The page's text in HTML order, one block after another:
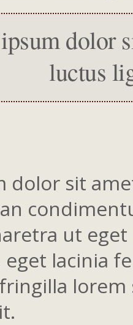
dolor
luctus
dolor sit
ut
lacinia